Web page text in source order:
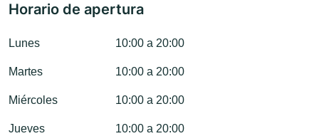
Horario de apertura
Lunes 10:00 a 20:00
Martes 10:00 a 20:00
Miércoles 10:00 a 20:00
Jueves 10:00 a 20:00